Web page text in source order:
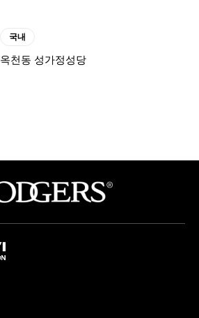
국내
옥천동 성가정성당